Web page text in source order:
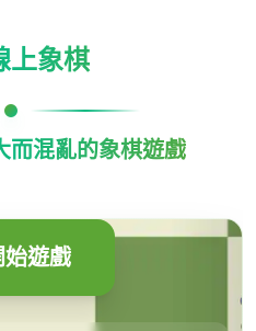
上象棋
而混亂的象棋遊戲
始遊戲